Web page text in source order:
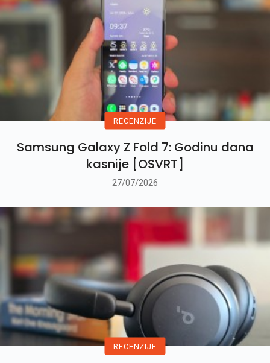
RECENZIJE
Samsung Galaxy Z Fold 7: Godinu dana
kasnije [OSVRT]
27/07/2026
RECENZIJE